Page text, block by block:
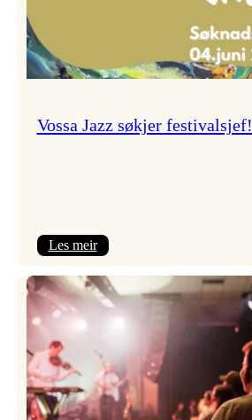
Vossa Jazz søkjer festivalsjef!
Les meir:
Jazz
søkjer